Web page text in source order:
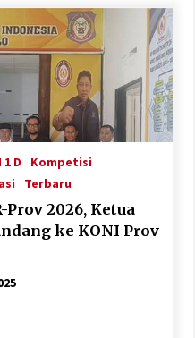
1 D
Kompetisi
Terbaru
2026, Ketua
ke KONI Prov